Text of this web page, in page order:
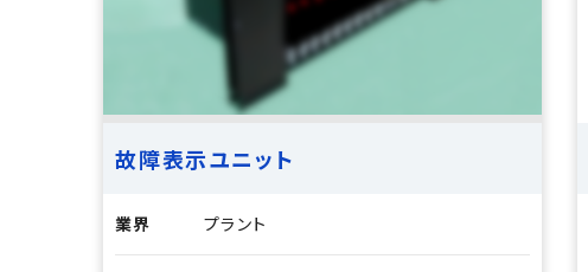
故障表示ユニット
業界 プラント